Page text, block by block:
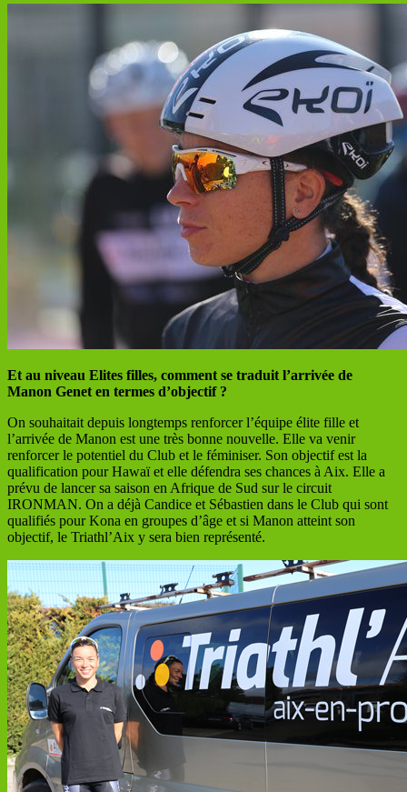
Et au niveau Elites filles, comment se traduit l’arrivée de
Manon Genet en termes d’objectif ?
On souhaitait depuis longtemps renforcer l’équipe élite fille et
l’arrivée de Manon est une très bonne nouvelle. Elle va venir
renforcer le potentiel du Club et le féminiser. Son objectif est la
qualification pour Hawaï et elle défendra ses chances à Aix. Elle a
prévu de lancer sa saison en Afrique de Sud sur le circuit
IRONMAN. On a déjà Candice et Sébastien dans le Club qui sont
qualifiés pour Kona en groupes d’âge et si Manon atteint son
objectif, le Triathl’Aix y sera bien représenté.